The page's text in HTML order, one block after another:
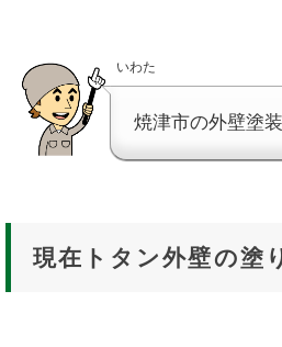
いわた
焼津市の外壁塗
現在トタン外壁の塗